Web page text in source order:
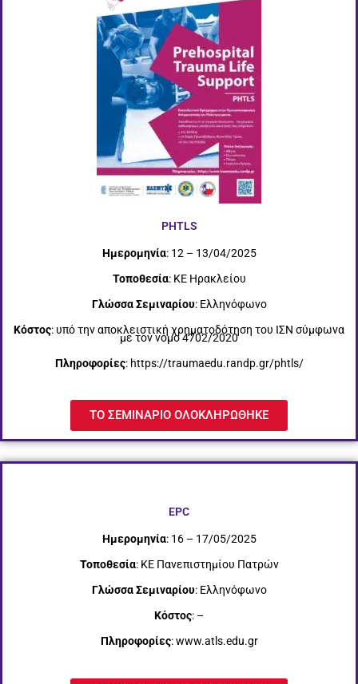
PHTLS
Ημερομηνία: 12 – 13/04/2025
Τοποθεσία: ΚΕ Ηρακλείου
Γλώσσα Σεμιναρίου: Ελληνόφωνο
Κόστος: υπό την αποκλειστική χρηματοδότηση του ΙΣΝ σύμφωνα
με τον νόμο 4702/2020
Πληροφορίες: https://traumaedu.randp.gr/phtls/
ΤΟ ΣΕΜΙΝΑΡΙΟ ΟΛΟΚΛΗΡΩΘΗΚΕ
EPC
Ημερομηνία: 16 – 17/05/2025
Τοποθεσία: ΚΕ Πανεπιστημίου Πατρών
Γλώσσα Σεμιναρίου: Ελληνόφωνο
Κόστος: –
Πληροφορίες: www.atls.edu.gr